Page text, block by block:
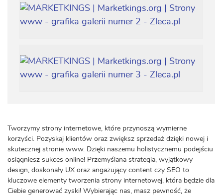
Tworzymy strony internetowe, które przynoszą wymierne
korzyści. Pozyskaj klientów oraz zwiększ sprzedaż dzięki nowej i
skutecznej stronie www. Dzięki naszemu holistycznemu podejściu
osiągniesz sukces online! Przemyślana strategia, wyjątkowy
design, doskonały UX oraz angażujący content czy SEO to
kluczowe elementy tworzenia strony internetowej, która będzie dla
Ciebie generować zyski! Wybierając nas, masz pewność, że